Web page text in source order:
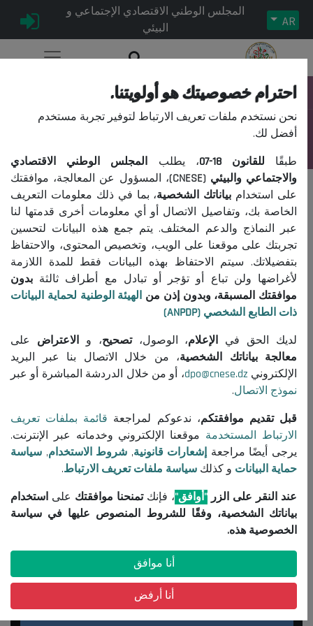
AR
المجلس الوطني الاقتصادي الإجتماعي و
البيئي
التنقل
تقارير الدورة الثالثة للجمعية العامة 2022
Réforme du système national de santé
التعيين كمنتهي
احترام خصوصيتك هو أولويتنا.
نحن نستخدم ملفات تعريف الارتباط لتوفير تجربة مستخدم
أفضل لك.
طبقًا للقانون 18-07 ، يطلب المجلس الوطني الاقتصادي
والاجتماعي والبيئي (CNESE)
، المسؤول عن المعالجة، موافقتك
على استخدام بياناتك الشخصية، بما في ذلك معلومات التعريف
الخاصة بك، وتفاصيل الاتصال أو أي معلومات أخرى قدمتها لنا
عبر النماذج والدعم المختلف. يتم جمع هذه البيانات لتحسين
تجربتك على موقعنا على الويب، وتخصيص المحتوى، والاحتفاظ
بتفضيلاتك. سيتم الاحتفاظ بهذه البيانات فقط للمدة اللازمة
لأغراضها ولن تباع أو تؤجر أو تبادل مع أطراف ثالثة بدون
موافقتك المسبقة، وبدون إذن من الهيئة الوطنية لحماية البيانات
ذات الطابع الشخصي (ANPDP)
لديك الحق في الإعلام، الوصول،تصحيح، والاعتراض على
معالجة بياناتك الشخصية، من خلال الاتصال بنا عبر البريد
الإلكترونيdpo@cnese.dz، أو من خلال الدردشة المباشرة أو عبر
نموذج الاتصال.
قبل تقديم موافقتكم، ندعوكم لمراجعة قائمة بملفات تعريف
الارتباط المستخدمة موقعنا الإلكتروني وخدماته عبر الإنترنت.
يرجى أيضًا مراجعة إشعارات قانونية, شروط الاستخدام, سياسة
حماية البيانات و كذلك سياسة ملفات تعريف الارتباط.
عند النقر على الزر "أوافق"، فإنكتمنحنا موافقتك على استخدام
بياناتك الشخصية، وفقًا للشروط المنصوص عليها في سياسة
الخصوصية هذه.
أنا موافق
أنا أرفض